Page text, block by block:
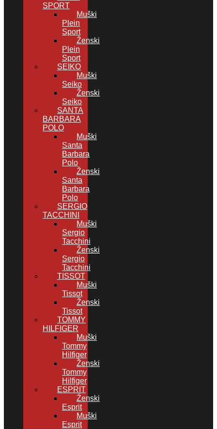
SPORT
Muški
Plein
Sport
Ženski
Plein
Sport
SEIKO
Muški
Seiko
Ženski
Seiko
SANTA
BARBARA
POLO
Muški
Santa
Barbara
Polo
Ženski
Santa
Barbara
Polo
SERGIO
TACCHINI
Muški
Sergio
Tacchini
Ženski
Sergio
Tacchini
TISSOT
Muški
Tissot
Ženski
Tissot
TOMMY
HILFIGER
Muški
Tommy
Hilfiger
Ženski
Tommy
Hilfiger
ESPRIT
Ženski
Esprit
Muški
Esprit